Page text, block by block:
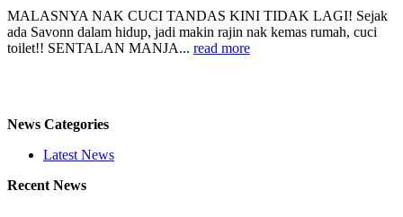
MALASNYA NAK CUCI TANDAS KINI TIDAK LAGI! Sejak
ada Savonn dalam hidup, jadi makin rajin nak kemas rumah, cuci
toilet!! SENTALAN MANJA... read more
News Categories
Latest News
Recent News